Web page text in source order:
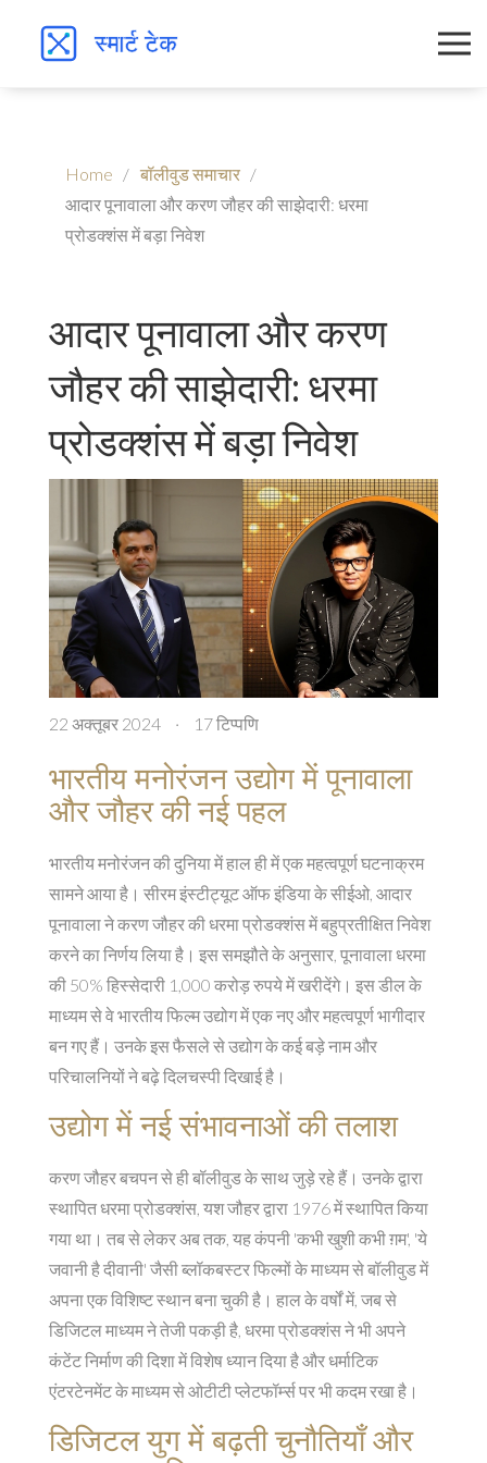
Home
बॉलीवुड समाचार
आदार पूनावाला और करण जौहर की साझेदारी: धरमा
प्रोडक्शंस में बड़ा निवेश
आदार पूनावाला और करण
जौहर की साझेदारी: धरमा
प्रोडक्शंस में बड़ा निवेश
22 अक्तूबर 2024 · 17 टिप्पणि
भारतीय मनोरंजन उद्योग में पूनावाला
और जौहर की नई पहल
भारतीय मनोरंजन की दुनिया में हाल ही में एक महत्वपूर्ण घटनाक्रम
सामने आया है। सीरम इंस्टीट्यूट ऑफ इंडिया के सीईओ, आदार
पूनावाला ने करण जौहर की धरमा प्रोडक्शंस में बहुप्रतीक्षित निवेश
करने का निर्णय लिया है। इस समझौते के अनुसार, पूनावाला धरमा
की 50% हिस्सेदारी 1,000 करोड़ रुपये में खरीदेंगे। इस डील के
माध्यम से वे भारतीय फिल्म उद्योग में एक नए और महत्वपूर्ण भागीदार
बन गए हैं। उनके इस फैसले से उद्योग के कई बड़े नाम और
परिचालनियों ने बढ़े दिलचस्पी दिखाई है।
उद्योग में नई संभावनाओं की तलाश
करण जौहर बचपन से ही बॉलीवुड के साथ जुड़े रहे हैं। उनके द्वारा
स्थापित धरमा प्रोडक्शंस, यश जौहर द्वारा 1976 में स्थापित किया
गया था। तब से लेकर अब तक, यह कंपनी 'कभी खुशी कभी ग़म', 'ये
जवानी है दीवानी' जैसी ब्लॉकबस्टर फिल्मों के माध्यम से बॉलीवुड में
अपना एक विशिष्ट स्थान बना चुकी है। हाल के वर्षों में, जब से
डिजिटल माध्यम ने तेजी पकड़ी है, धरमा प्रोडक्शंस ने भी अपने
कंटेंट निर्माण की दिशा में विशेष ध्यान दिया है और धर्माटिक
एंटरटेनमेंट के माध्यम से ओटीटी प्लेटफॉर्म्स पर भी कदम रखा है।
डिजिटल युग में बढ़ती चुनौतियाँ और